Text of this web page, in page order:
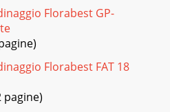
Florabest GP-
Florabest FAT 18
pagine)